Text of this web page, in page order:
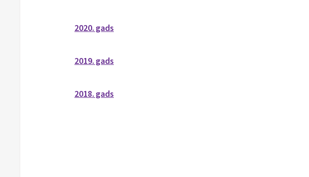
2020. gads
2019. gads
2018. gads